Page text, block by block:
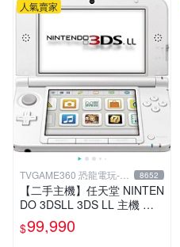
人氣賣家
TVGAME360 恐龍電玩-台
中店
8652
【二手主機】任天堂 NINTEN
DO 3DSLL 3DS LL 主機 日
文版 日本機 日規機 白色 附
充電器 裸裝 台中
$99,990